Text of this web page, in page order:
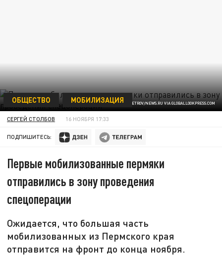
SERGEY PETROV/NEWS.RU VIA GLOBALLOOKPRESS.COM
ОБЩЕСТВО МОБИЛИЗАЦИЯ
СЕРГЕЙ СТОЛБОВ 16 НОЯБРЯ 17:33
ПОДПИШИТЕСЬ:
Первые мобилизованные пермяки
отправились в зону проведения
спецоперации
Ожидается, что большая часть
мобилизованных из Пермского края
отправится на фронт до конца ноября.